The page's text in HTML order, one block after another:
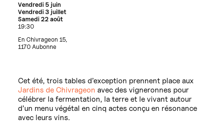
Vendredi 5 juin
Vendredi 3 juillet
Samedi 22 août
19:30
En Chivrageon 15,
1170 Aubonne
Cet été, trois tables d’exception prennent place aux
Jardins de Chivrageon avec des vigneronnes pour
célébrer la fermentation, la terre et le vivant autour
d’un menu végétal en cinq actes conçu en résonance
avec leurs vins.